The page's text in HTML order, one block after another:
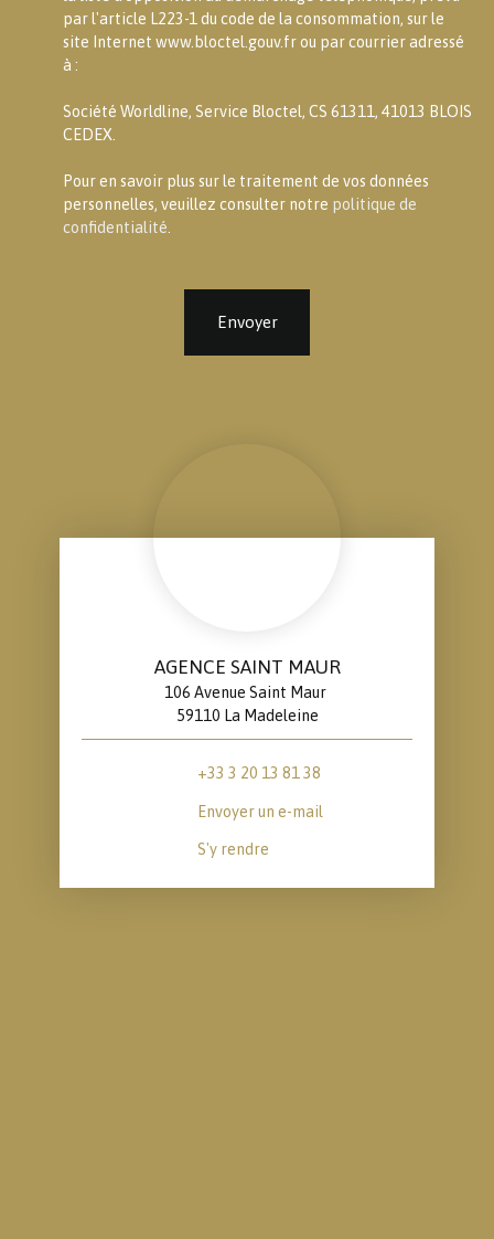
par l'article L223-1 du code de la consommation, sur le
site Internet www.bloctel.gouv.fr ou par courrier adressé
à :
Société Worldline, Service Bloctel, CS 61311, 41013 BLOIS
CEDEX.
Pour en savoir plus sur le traitement de vos données
personnelles, veuillez consulter notre politique de
confidentialité.
Envoyer
AGENCE SAINT MAUR
106 Avenue Saint Maur
59110 La Madeleine
+33 3 20 13 81 38
Envoyer un e-mail
S'y rendre